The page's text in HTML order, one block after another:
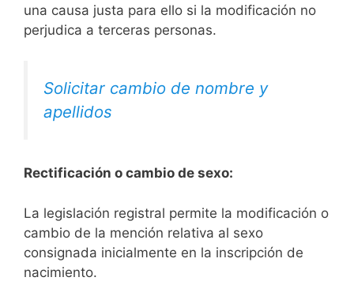
una causa justa para ello si la modificación no
perjudica a terceras personas.
Solicitar cambio de nombre y
apellidos
Rectificación o cambio de sexo:
La legislación registral permite la modificación o
cambio de la mención relativa al sexo
consignada inicialmente en la inscripción de
nacimiento.